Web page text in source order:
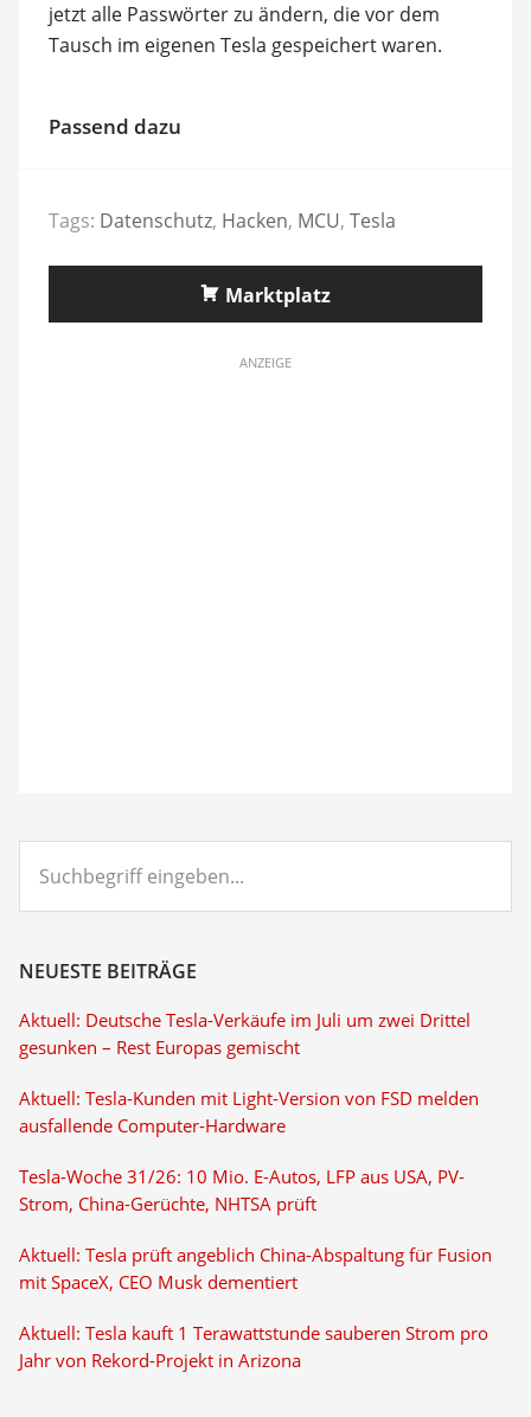
jetzt alle Passwörter zu ändern, die vor dem
Tausch im eigenen Tesla gespeichert waren.
Passend dazu
Tags: Datenschutz, Hacken, MCU, Tesla
Marktplatz
ANZEIGE
eingeben...
NEUESTE BEITRÄGE
Aktuell: Deutsche Tesla-Verkäufe im Juli um zwei Drittel
gesunken – Rest Europas gemischt
Aktuell: Tesla-Kunden mit Light-Version von FSD melden
ausfallende Computer-Hardware
Tesla-Woche 31/26: 10 Mio. E-Autos, LFP aus USA, PV-
Strom, China-Gerüchte, NHTSA prüft
Aktuell: Tesla prüft angeblich China-Abspaltung für Fusion
mit SpaceX, CEO Musk dementiert
Aktuell: Tesla kauft 1 Terawattstunde sauberen Strom pro
Jahr von Rekord-Projekt in Arizona